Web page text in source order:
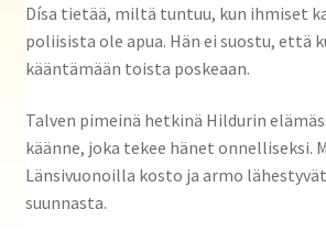
Dísa tietää, miltä tuntuu, kun ihmiset
poliisista ole apua. Hän ei suostu, että
kääntämään toista poskeaan.
Talven pimeinä hetkinä Hildurin
käänne, joka tekee hänet onnelliseksi.
Länsivuonoilla kosto ja armo
suunnasta.